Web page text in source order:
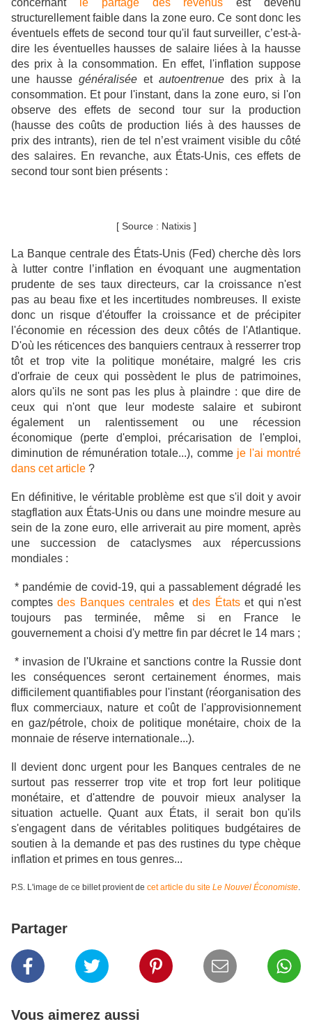
concernant le partage des revenus est devenu
structurellement faible dans la zone euro. Ce sont donc les
éventuels effets de second tour qu'il faut surveiller, c’est-à-
dire les éventuelles hausses de salaire liées à la hausse
des prix à la consommation. En effet, l'inflation suppose
une hausse généralisée et autoentrenue des prix à la
consommation. Et pour l'instant, dans la zone euro, si l'on
observe des effets de second tour sur la production
(hausse des coûts de production liés à des hausses de
prix des intrants), rien de tel n’est vraiment visible du côté
des salaires. En revanche, aux États-Unis, ces effets de
second tour sont bien présents :
[ Source : Natixis ]
La Banque centrale des États-Unis (Fed) cherche dès lors
à lutter contre l’inflation en évoquant une augmentation
prudente de ses taux directeurs, car la croissance n'est
pas au beau fixe et les incertitudes nombreuses. Il existe
donc un risque d'étouffer la croissance et de précipiter
l'économie en récession des deux côtés de l'Atlantique.
D'où les réticences des banquiers centraux à resserrer trop
tôt et trop vite la politique monétaire, malgré les cris
d'orfraie de ceux qui possèdent le plus de patrimoines,
alors qu'ils ne sont pas les plus à plaindre : que dire de
ceux qui n'ont que leur modeste salaire et subiront
également un ralentissement ou une récession
économique (perte d'emploi, précarisation de l'emploi,
diminution de rémunération totale...), comme je l'ai montré
dans cet article ?
En définitive, le véritable problème est que s'il doit y avoir
stagflation aux États-Unis ou dans une moindre mesure au
sein de la zone euro, elle arriverait au pire moment, après
une succession de cataclysmes aux répercussions
mondiales :
* pandémie de covid-19, qui a passablement dégradé les
comptesdes Banques centrales etdes Étatset qui n'est
toujours pas terminée, même si en France le
gouvernement a choisi d'y mettre fin par décret le 14 mars ;
* invasion de l'Ukraine et sanctions contre la Russie dont
les conséquences seront certainement énormes, mais
difficilement quantifiables pour l'instant (réorganisation des
flux commerciaux, nature et coût de l'approvisionnement
en gaz/pétrole, choix de politique monétaire, choix de la
monnaie de réserve internationale...).
Il devient donc urgent pour les Banques centrales de ne
surtout pas resserrer trop vite et trop fort leur politique
monétaire, et d'attendre de pouvoir mieux analyser la
situation actuelle. Quant aux États, il serait bon qu'ils
s'engagent dans de véritables politiques budgétaires de
soutien à la demande et pas des rustines du type chèque
inflation et primes en tous genres...
P.S. L'image de ce billet provient de cet article du site Le Nouvel Économiste.
Partager
Vous aimerez aussi